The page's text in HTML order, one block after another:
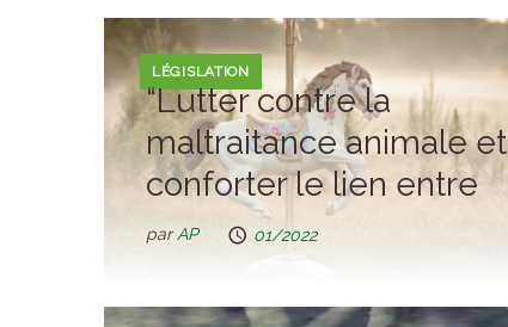
LÉGISLATION
“Lutter contre la
maltraitance animale et
conforter le lien entre
les animaux et les
hommes”. Que dit la loi
du 30 nov 2021 ?
parAP 01/2022